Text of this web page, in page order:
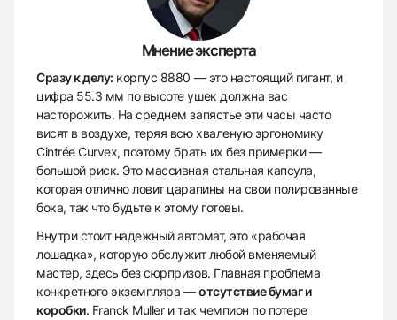
Мнение эксперта
Сразу к делу: корпус 8880 — это настоящий гигант, и
цифра 55.3 мм по высоте ушек должна вас
насторожить. На среднем запястье эти часы часто
висят в воздухе, теряя всю хваленую эргономику
Cintrée Curvex, поэтому брать их без примерки —
большой риск. Это массивная стальная капсула,
которая отлично ловит царапины на свои полированные
бока, так что будьте к этому готовы.
Внутри стоит надежный автомат, это «рабочая
лошадка», которую обслужит любой вменяемый
мастер, здесь без сюрпризов. Главная проблема
конкретного экземпляра —отсутствие бумаг и
коробки. Franck Muller и так чемпион по потере